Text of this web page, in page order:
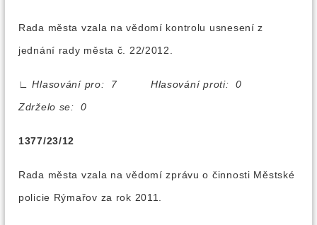
Rada města vzala na vědomí kontrolu usnesení z
jednání rady města č. 22/2012.
∟
Hlasování pro: 7 Hlasování proti: 0
Zdrželo se: 0
1377/23/12
Rada města vzala na vědomí zprávu o činnosti Městské
policie Rýmařov za rok 2011.